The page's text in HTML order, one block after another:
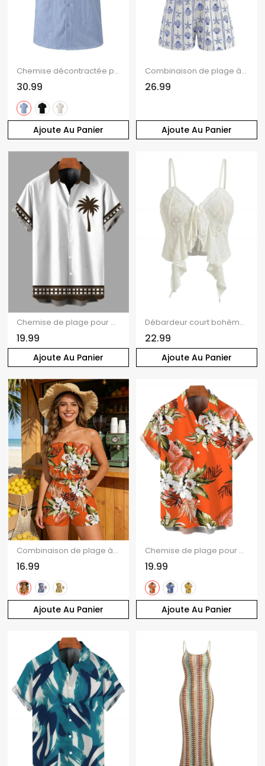
Ajoute Au Panier
Chemise décontractée pour homme, texture jacquard, couleur unie, boutonnée
30.99
Ajoute Au Panier
Combinaison de plage à imprimé étoiles de mer et coquillages, dos nu croisé et noué
26.99
Ajoute Au Panier
Chemise de plage pour homme, imprimé géométrique cocotier, colorblock, boutonnée
19.99
Ajoute Au Panier
Débardeur court bohème en dentelle florale ajourée, à volants et bretelles spaghetti nouées
22.99
Ajoute Au Panier
Combinaison de plage à imprimé floral tropical et feuilles de palmier, avec poche et épaules dénudées
16.99
Ajoute Au Panier
Chemise de plage pour homme à imprimé floral tropical et feuilles de palmier, boutonnée
19.99